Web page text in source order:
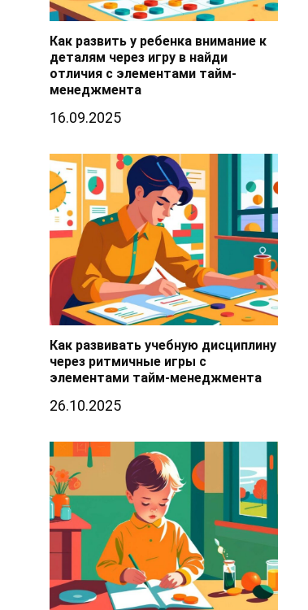
Как развить у ребенка внимание к
деталям через игру в найди
отличия с элементами тайм-
менеджмента
16.09.2025
Как развивать учебную дисциплину
через ритмичные игры с
элементами тайм-менеджмента
26.10.2025